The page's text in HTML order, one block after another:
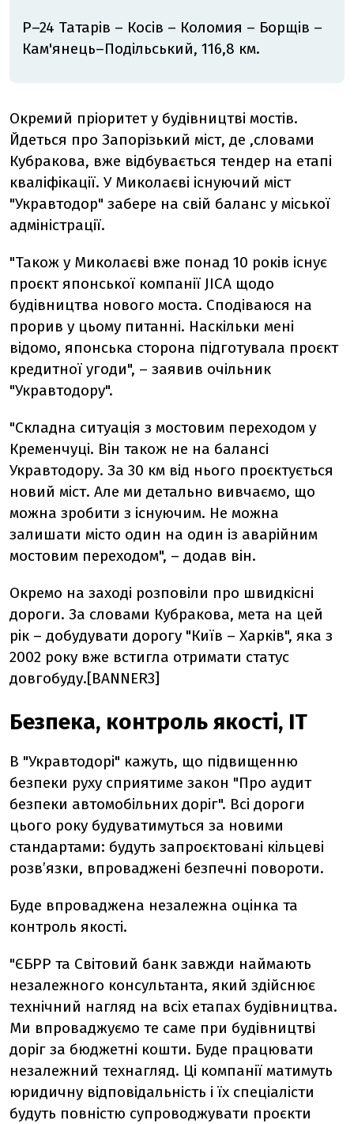
Р–24 Татарів – Косів – Коломия – Борщів –
Кам'янець–Подільський, 116,8 км.
Окремий пріоритет у будівництві мостів.
Йдеться про Запорізький міст, де ,словами
Кубракова, вже відбувається тендер на етапі
кваліфікації. У Миколаєві існуючий міст
"Укравтодор" забере на свій баланс у міської
адміністрації.
"Також у Миколаєві вже понад 10 років існує
проєкт японської компанії JICA щодо
будівництва нового моста. Сподіваюся на
прорив у цьому питанні. Наскільки мені
відомо, японська сторона підготувала проєкт
кредитної угоди", – заявив очільник
"Укравтодору".
"Складна ситуація з мостовим переходом у
Кременчуці. Він також не на балансі
Укравтодору. За 30 км від нього проєктується
новий міст. Але ми детально вивчаємо, що
можна зробити з існуючим. Не можна
залишати місто один на один із аварійним
мостовим переходом", – додав він.
Окремо на заході розповіли про швидкісні
дороги. За словами Кубракова, мета на цей
рік – добудувати дорогу "Київ – Харків", яка з
2002 року вже встигла отримати статус
довгобуду.[BANNER3]
Безпека, контроль якості, IT
В "Укравтодорі" кажуть, що підвищенню
безпеки руху сприятиме закон "Про аудит
безпеки автомобільних доріг". Всі дороги
цього року будуватимуться за новими
стандартами: будуть запроєктовані кільцеві
розв’язки, впроваджені безпечні повороти.
Буде впроваджена незалежна оцінка та
контроль якості.
"ЄБРР та Світовий банк завжди наймають
незалежного консультанта, який здійснює
технічний нагляд на всіх етапах будівництва.
Ми впроваджуємо те саме при будівництві
доріг за бюджетні кошти. Буде працювати
незалежний технагляд. Ці компанії матимуть
юридичну відповідальність і їх спеціалісти
будуть повністю супроводжувати проєкти